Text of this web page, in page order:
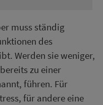
muss ständig
des
Werden sie weniger,
zu einer
führen. Für
für andere eine